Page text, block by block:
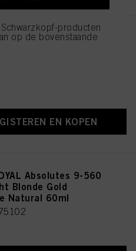
Absolutes 7-560
EN KOPEN
Absolutes 9-560
Blonde Gold
Natural 60ml
producten
op de bovenstaande